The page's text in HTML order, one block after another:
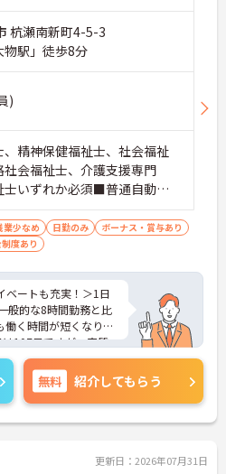
杭瀬南新町4-5-3
物駅」徒歩8分
)
精神保健福祉士、社会福祉
社会福祉士、介護支援専門
士いずれか必須■普通自動車
限定可）
業少なめ 日勤のみ
ボーナス・賞与あり
度あり
ベートも充実！＞1日
般的な8時間勤務と比
く時間が短くなりま
107日ですが、実質
のゆとりがある計算
間程度と少なめなの
しっかりと自分のた
力を入れています。
保ちながらキャリア
無料 紹介してもらう
更新日：2026年07月31日